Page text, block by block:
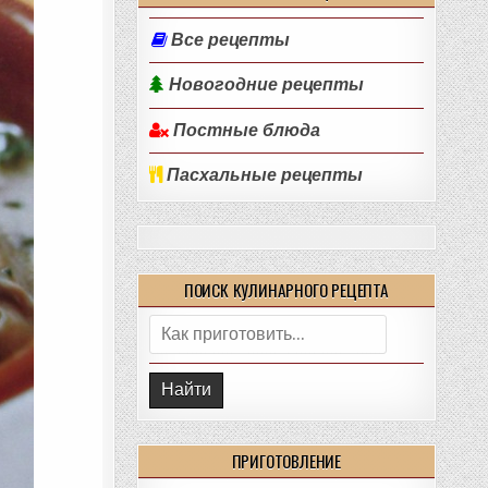
Все рецепты
Новогодние рецепты
Постные блюда
Пасхальные рецепты
ПОИСК КУЛИНАРНОГО РЕЦЕПТА
Поиск:
ПРИГОТОВЛЕНИЕ